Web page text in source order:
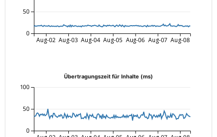
Aug-02 Aug-03 Aug-04 Aug-05 Aug-06 Aug-07 Aug-08
0
50
Übertragungszeit für Inhalte (ms)
0
50
100